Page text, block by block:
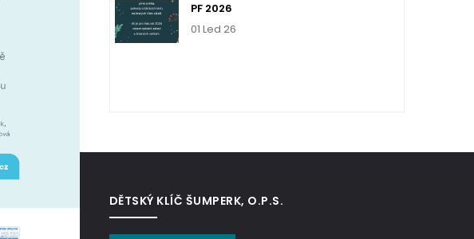
PF 2026
01 Led 26
DĚTSKÝ KLÍČ ŠUMPERK, O.P.S.